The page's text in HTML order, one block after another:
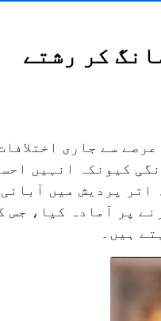
کر رشتے
سے جاری
کیونکہ انہیں
اتر پردیش میں آبائی
پر آمادہ کیا، جس
ہیں۔